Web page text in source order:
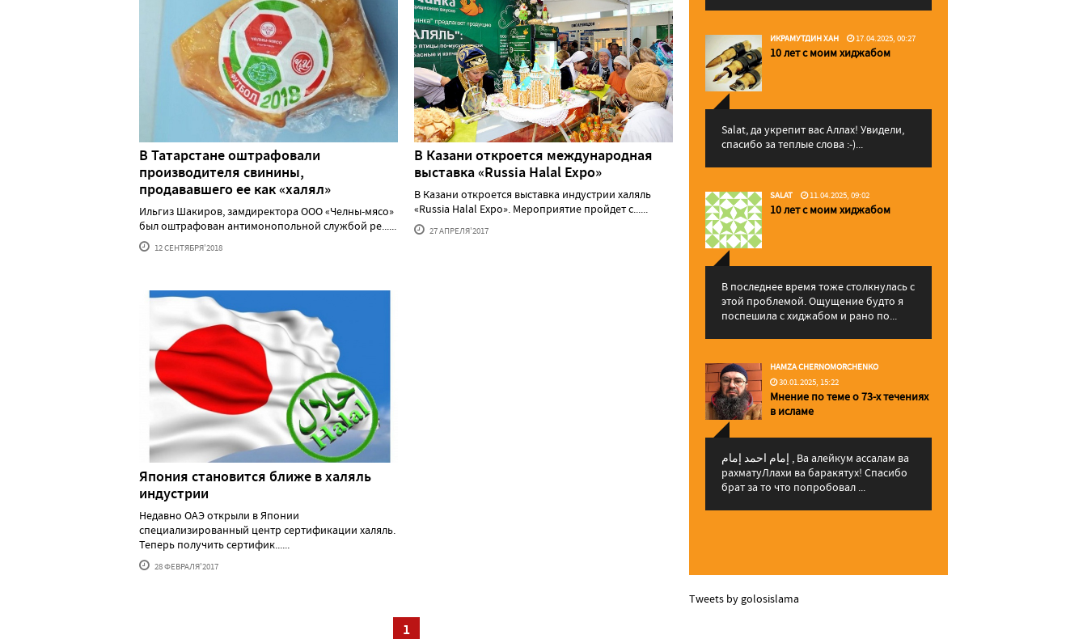
В Татарстане оштрафовали
производителя свинины,
продававшего ее как «халял»
Ильгиз Шакиров, замдиректора ООО «Челны-мясо»
был оштрафован антимонопольной службой ре......
12 СЕНТЯБРЯ'2018
В Казани откроется международная
выставка «Russia Halal Expo»
В Казани откроется выставка индустрии халяль
«Russia Halal Expo». Мероприятие пройдет с......
27 АПРЕЛЯ'2017
Япония становится ближе в халяль
индустрии
Недавно ОАЭ открыли в Японии
специализированный центр сертификации халяль.
Теперь получить сертифик......
28 ФЕВРАЛЯ'2017
1
ИКРАМУТДИН ХАН 17.04.2025, 00:27
10 лет с моим хиджабом
Salat, да укрепит вас Аллаx! Увидели,
спасибо за теплые слова :-)...
SALAT 11.04.2025, 09:02
10 лет с моим хиджабом
В последнее время тоже столкнулась с
этой проблемой. Ощущение будто я
поспешила с хиджабом и рано по...
HAMZA CHERNOMORCHENKO
30.01.2025, 15:22
Мнение по теме о 73-х течениях
в исламе
إمام احمد إمام , Ва алейкум ассалам ва
рахматуЛлахи ва баракятух! Спасибо
брат за то что попробовал ...
Tweets by golosislama